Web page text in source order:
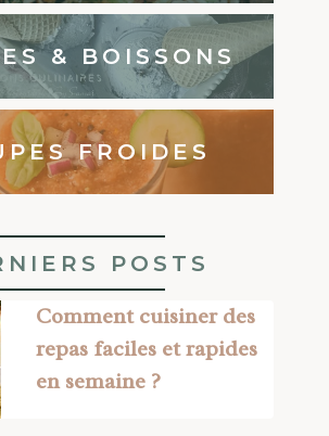
& BOISSONS
FROIDES
POSTS
Comment cuisiner des
repas faciles et rapides
en semaine ?